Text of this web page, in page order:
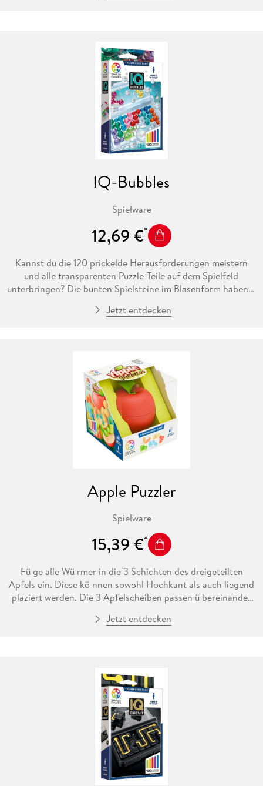
IQ-Bubbles
Spielware
12,69 €
Kannst du die 120 prickelde Herausforderungen meistern
und alle transparenten Puzzle-Teile auf dem Spielfeld
unterbringen? Die bunten Spielsteine im Blasenform haben 2
mü ssen.
Jetzt entdecken
Apple Puzzler
Spielware
15,39 €
Fü ge alle Wü rmer in die 3 Schichten des dreigeteilten
Apfels ein. Diese kö nnen sowohl Hochkant als auch liegend
plaziert werden. Die 3 Apfelscheiben passen ü bereinander
sind zu meistern, um alle Wü rmer in den Apfel zu plazieren.
Jetzt entdecken